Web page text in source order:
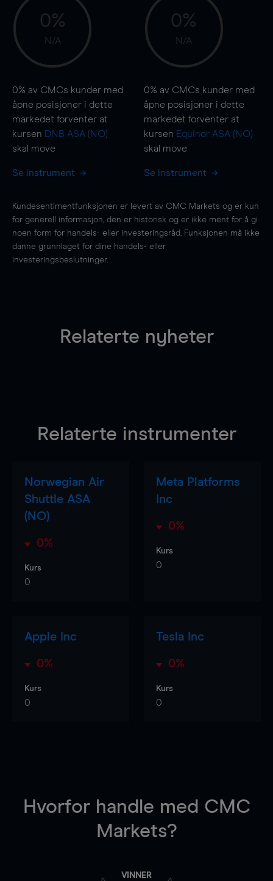
0%
N/A
0% av CMCs kunder med
åpne posisjoner i dette
markedet forventer at
kursen DNB ASA (NO)
skal move
Se instrument
0%
N/A
0% av CMCs kunder med
åpne posisjoner i dette
markedet forventer at
kursen Equinor ASA (NO)
skal move
Se instrument
Kundesentimentfunksjonen er levert av CMC Markets og er kun
for generell informasjon, den er historisk og er ikke ment for å gi
noen form for handels- eller investeringsråd. Funksjonen må ikke
danne grunnlaget for dine handels- eller
investeringsbeslutninger.
Relaterte nyheter
Relaterte instrumenter
Norwegian Air
Shuttle ASA
(NO)
0%
Kurs
0
Meta Platforms
Inc
0%
Kurs
0
Apple Inc
0%
Kurs
0
Tesla Inc
0%
Kurs
0
Hvorfor handle med CMC
Markets?
VINNER